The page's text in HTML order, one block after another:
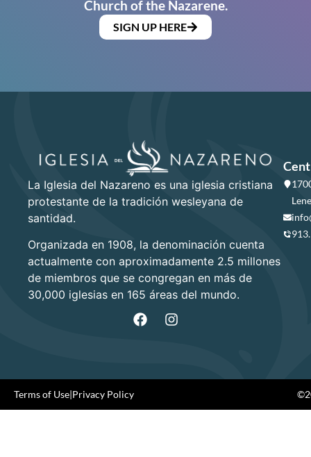
Church of the Nazarene.
SIGN UP HERE
La Iglesia del Nazareno es una iglesia cristiana
protestante de la tradición wesleyana de
santidad.
Organizada en 1908, la denominación cuenta
actualmente con aproximadamente 2.5 millones
de miembros que se congregan en más de
30,000 iglesias en 165 áreas del mundo.
Terms of Use|Privacy Policy